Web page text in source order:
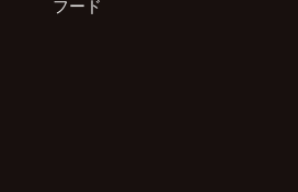
フード